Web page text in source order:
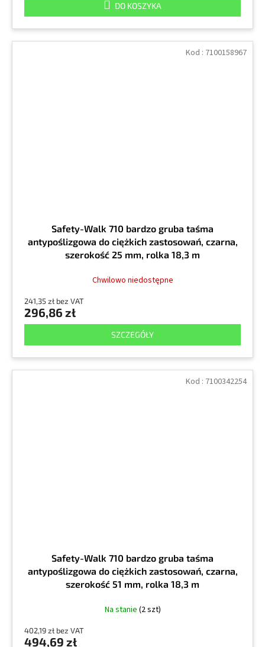
DO KOSZYKA
Safety-Walk 710 bardzo gruba taśma
antypoślizgowa do ciężkich zastosowań, czarna,
szerokość 25 mm, rolka 18,3 m
Chwilowo niedostępne
241,35 zł bez VAT
296,86 zł
SZCZEGÓŁY
Kod : 7100158967
Safety-Walk 710 bardzo gruba taśma
antypoślizgowa do ciężkich zastosowań, czarna,
szerokość 51 mm, rolka 18,3 m
Na stanie (2 szt)
402,19 zł bez VAT
494,69 zł
Kod : 7100342254